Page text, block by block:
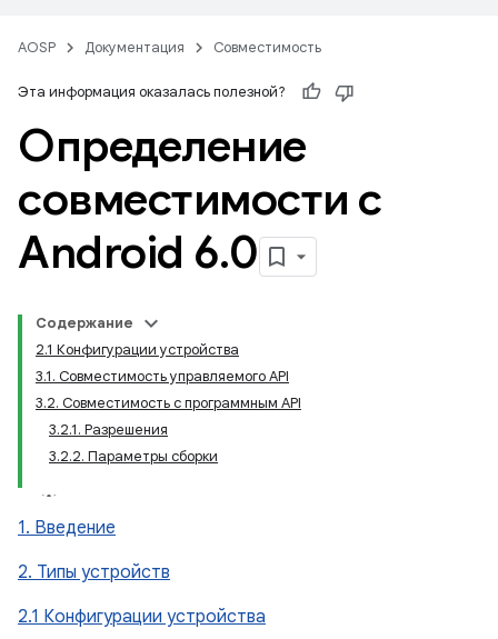
AOSP Документация Совместимость
Эта информация оказалась полезной?
Определение
совместимости с
Android 6.0
Содержание
2.1 Конфигурации устройства
3.1. Совместимость управляемого API
3.2. Совместимость с программным API
3.2.1. Разрешения
3.2.2. Параметры сборки
1. Введение
2. Типы устройств
2.1 Конфигурации устройства